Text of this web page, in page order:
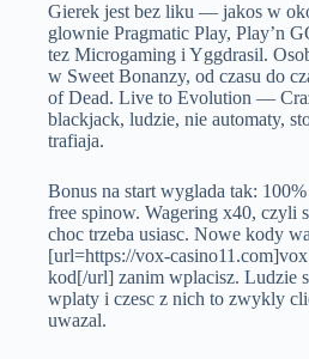
Gierek jest bez liku — jakos w
glownie Pragmatic Play, Play’n
tez Microgaming i Yggdrasil.
w Sweet Bonanzy, od czasu do
of Dead. Live to Evolution —
blackjack, ludzie, nie automaty,
trafiaja.
Bonus na start wyglada tak:
free spinow. Wagering x40, czyli
choc trzeba usiasc. Nowe kody
[url=https://vox-
kod[/url] zanim wplacisz. Ludzie
wplaty i czesc z nich to zwykly
uwazal.